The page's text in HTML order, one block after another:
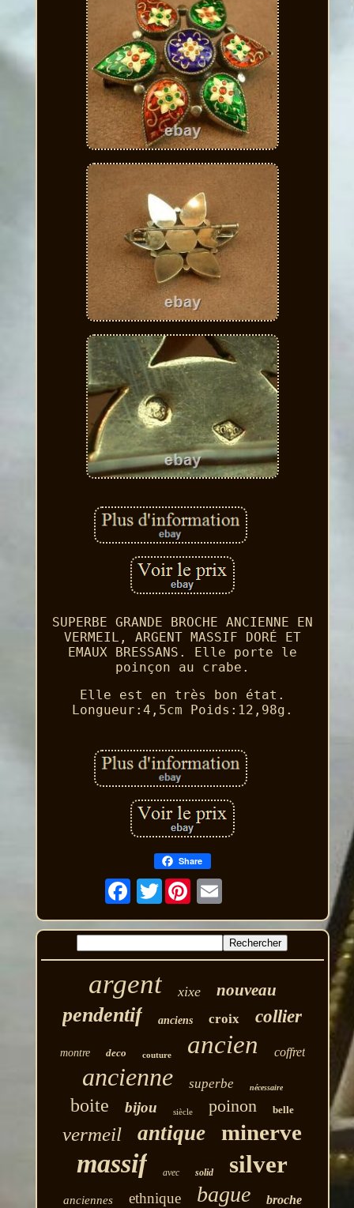
SUPERBE GRANDE BROCHE ANCIENNE EN
VERMEIL, ARGENT MASSIF DORÉ ET
EMAUX BRESSANS. Elle porte le
poinçon au crabe.
Elle est en très bon état.
Longueur:4,5cm Poids:12,98g.
Share
Twitter
argent xixe nouveau
pendentif anciens croix collier
montre deco couture ancien coffret
ancienne superbe nécessaire
boite bijou siècle poinon belle
vermeil antique minerve
massif avec solid silver
anciennes ethnique bague broche